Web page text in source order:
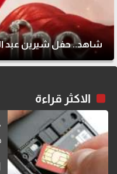
شاهد.. حفل شيرين عبد
الاكثر قراءة